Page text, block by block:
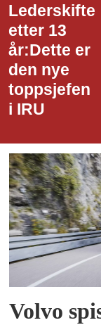
Lederskifte
etter 13
år:Dette er
den nye
toppsjefen
i IRU
Volvo